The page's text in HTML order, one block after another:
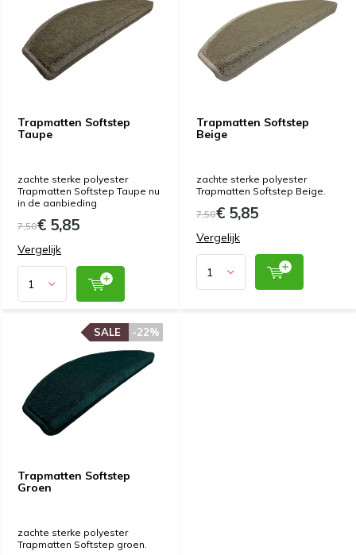
Trapmatten Softstep
Taupe
zachte sterke polyester
Trapmatten Softstep Taupe nu
in de aanbieding
7,50€ 5,85
Vergelijk
Trapmatten Softstep
Beige
zachte sterke polyester
Trapmatten Softstep Beige.
7,50€ 5,85
Vergelijk
Trapmatten Softstep
Groen
zachte sterke polyester
Trapmatten Softstep groen.
-22%
SALE -22%
SALE